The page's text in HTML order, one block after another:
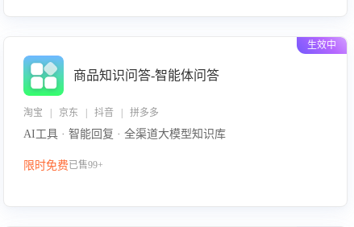
生效中
商品知识问答-智能体问答
淘宝 | 京东 | 抖音 | 拼多多
AI工具 · 智能回复 · 全渠道大模型知识库
限时免费已售99+